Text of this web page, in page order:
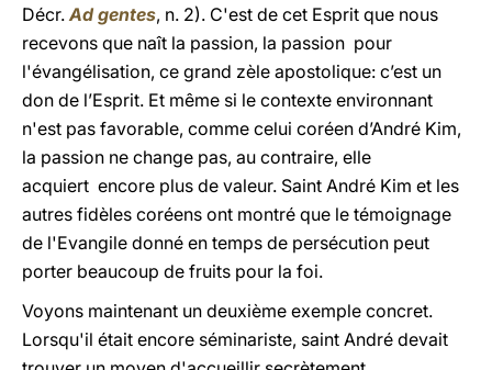
Décr.Ad gentes, n. 2). C'est de cet Esprit que nous
recevons que naît la passion, la passion pour
l'évangélisation, ce grand zèle apostolique: c’est un
don de l’Esprit. Et même si le contexte environnant
n'est pas favorable, comme celui coréen d’André Kim,
la passion ne change pas, au contraire, elle
acquiert encore plus de valeur. Saint André Kim et les
autres fidèles coréens ont montré que le témoignage
de l'Evangile donné en temps de persécution peut
porter beaucoup de fruits pour la foi.
Voyons maintenant un deuxième exemple concret.
Lorsqu'il était encore séminariste, saint André devait